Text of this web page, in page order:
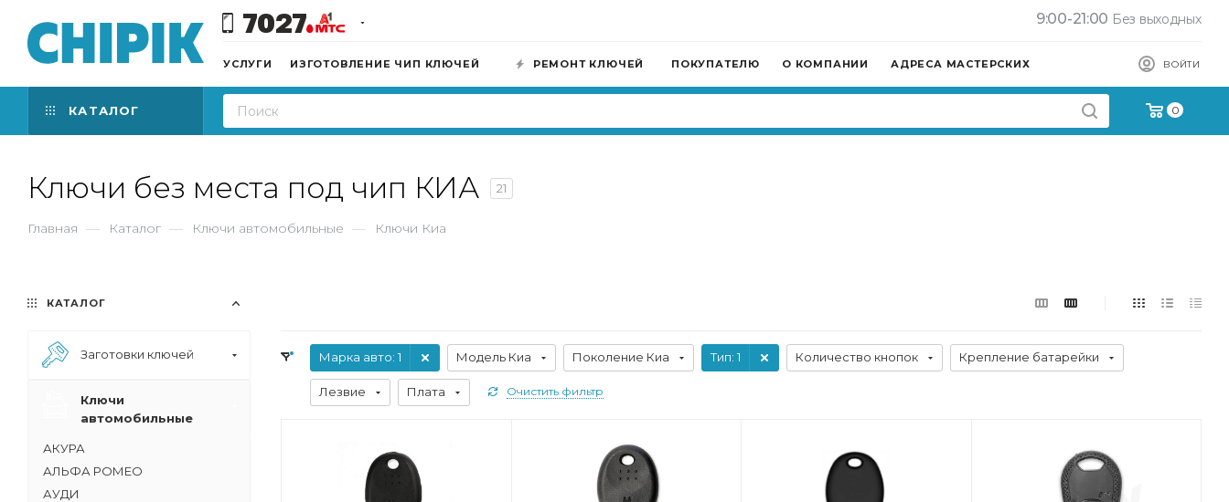
7027 9:00-21:00 Без выходных
ВОЙТИ
УСЛУГИ ИЗГОТОВЛЕНИЕ ЧИП КЛЮЧЕЙ РЕМОНТ КЛЮЧЕЙ ПОКУПАТЕЛЮ О КОМПАНИИ АДРЕСА МАСТЕРСКИХ
0
КАТАЛОГ
Ключи без места под чип КИА 21
Главная — Каталог — Ключи автомобильные — Ключи Киа
Марка авто: 1 Модель Киа Поколение Киа Тип: 1 Количество кнопок Крепление батарейки
Лезвие Плата Очистить фильтр
КАТАЛОГ
Заготовки ключей
Ключи
автомобильные
АКУРА
АЛЬФА РОМЕО
АУДИ